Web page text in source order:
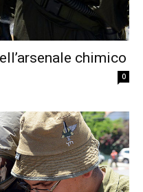
chimico
0